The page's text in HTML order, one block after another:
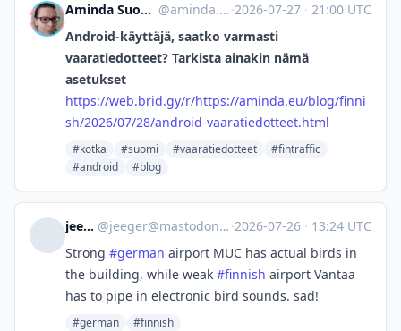
Aminda Suomalainen [Unofficial] @aminda.eu@web.brid.gy ·2026-07-27 · 21:00 UTC
Android-käyttäjä, saatko varmasti
vaaratiedotteet? Tarkista ainakin nämä
asetukset
https://web.brid.gy/r/https://aminda.eu/blog/finni
sh/2026/07/28/android-vaaratiedotteet.html
#kotka #suomi #vaaratiedotteet
#fintraffic
#android
#blog
jeeger @jeeger@mastodon.social ·2026-07-26 · 13:24 UTC
Strong #german airport MUC has actual birds in
the building, while weak #finnish airport Vantaa
has to pipe in electronic bird sounds. sad!
#german #finnish